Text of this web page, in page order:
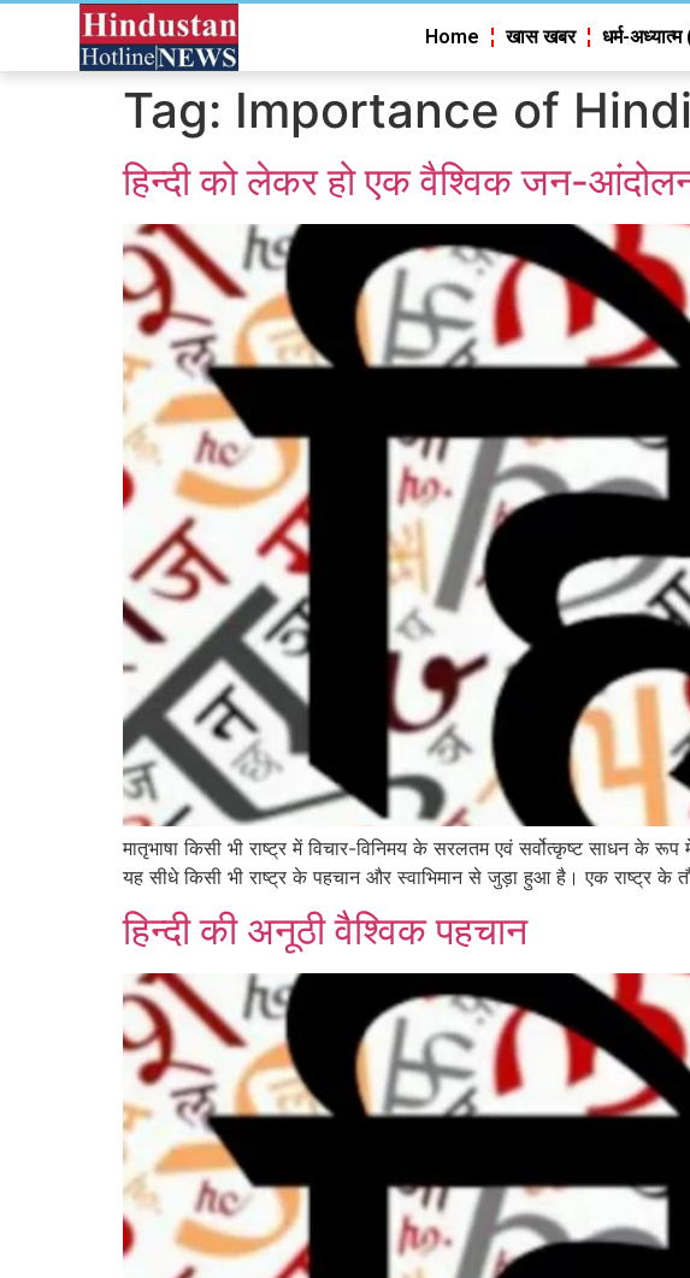
Home खास खबर धर्म-
Tag: Importance of Hindi
हिन्दी को लेकर हो एक वैश्विक जन-
मातृभाषा किसी भी राष्ट्र में विचार-विनिमय के सरलतम एवं सर्वोत्कृष्ट साधन के
यह सीधे किसी भी राष्ट्र के पहचान और स्वाभिमान से जुड़ा हुआ है। एक राष्ट्र के
हिन्दी की अनूठी वैश्विक पहचान